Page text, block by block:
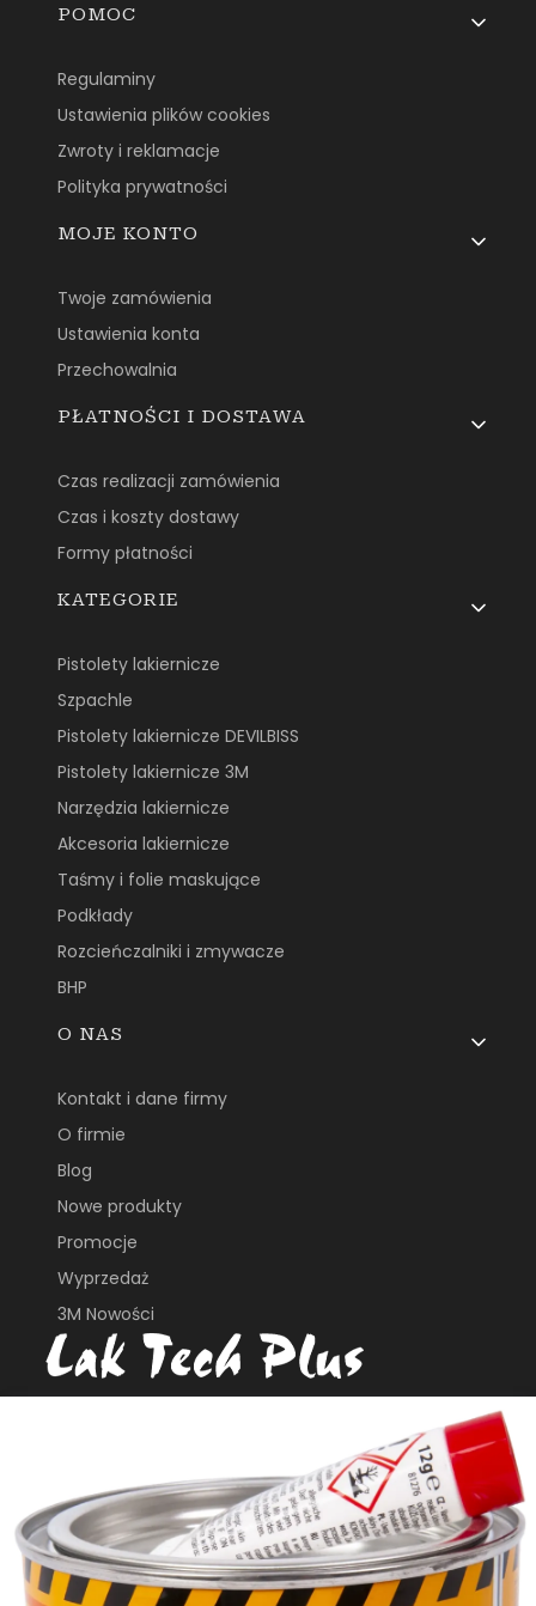
Linki w stopce
POMOC
Regulaminy
Ustawienia plików cookies
Zwroty i reklamacje
Polityka prywatności
MOJE KONTO
Twoje zamówienia
Ustawienia konta
Przechowalnia
PŁATNOŚCI I DOSTAWA
Czas realizacji zamówienia
Czas i koszty dostawy
Formy płatności
KATEGORIE
Pistolety lakiernicze
Szpachle
Pistolety lakiernicze DEVILBISS
Pistolety lakiernicze 3M
Narzędzia lakiernicze
Akcesoria lakiernicze
Taśmy i folie maskujące
Podkłady
Rozcieńczalniki i zmywacze
BHP
O NAS
Kontakt i dane firmy
O firmie
Blog
Nowe produkty
Promocje
Wyprzedaż
3M Nowości
e_biuro@laktech.pl
+ 48 501 737 002